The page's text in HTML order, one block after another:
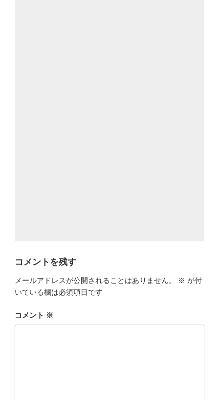
コメントを残す
メールアドレスが公開されることはありません。 ※ が付
いている欄は必須項目です
コメント ※